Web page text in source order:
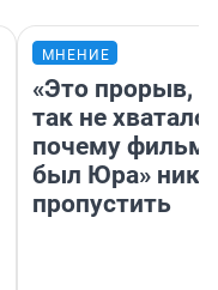
МНЕНИЕ
«Это прорыв,
так не
почему фильм
был Юра»
пропустить